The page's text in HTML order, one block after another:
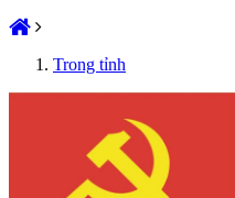
Trong tỉnh